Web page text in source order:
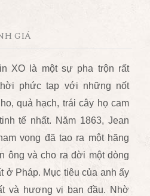
GIÁ
n XO là một sự pha trộn rất
phức tạp với những nốt
quả hạch, trái cây họ cam
tế nhất. Năm 1863, Jean
vọng đã tạo ra một hãng
ông và cho ra đời một dòng
ở Pháp. Mục tiêu của anh ấy
và hương vị ban đầu. Nhờ